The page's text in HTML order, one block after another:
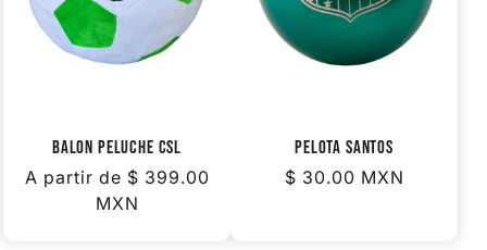
ó
BALON PELUCHE CSL
Precio
A partir de $ 399.00
MXN
PELOTA SANTOS
Precio
$ 30.00 MXN